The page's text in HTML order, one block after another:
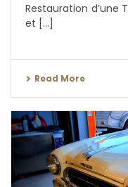
Restauration d’une
et [...]
Read More